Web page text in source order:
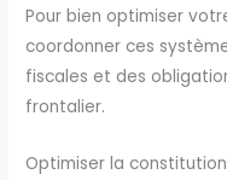
Pour bien optimiser
coordonner ces
fiscales et des
frontalier.
Optimiser la